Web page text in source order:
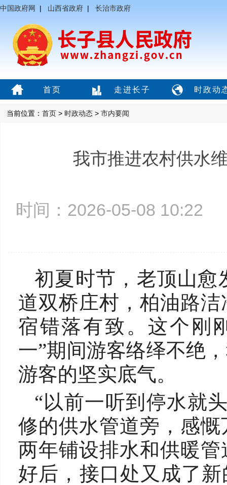
中国政府网 | 山西省政府 | 长治市政府
首页 走进长子 时政动
当前位置： 首页 > 时政动态 > 市内要闻
我市推进农村供水
时间：2026-05-08
初夏时节，老顶山愈
道双桥庄村，柏油路
宿错落有致。这个刚
一”期间游客络绎不绝
游客的坚实底气。
“以前一听到停水就
修的供水管道旁，感
两年铺设排水和供暖
好后，接口处又成了